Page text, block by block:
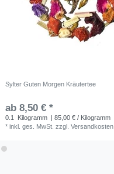
Sylter Guten Morgen Kräutertee
ab 8,50 € *
0.1 Kilogramm | 85,00 € / Kilogramm
*inkl. ges. MwSt. zzgl.Versandkosten